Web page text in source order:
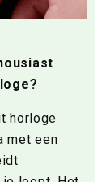
horloge
met een